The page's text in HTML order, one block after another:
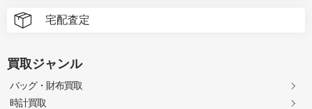
宅配査定
買取ジャンル
バッグ・財布買取
時計買取